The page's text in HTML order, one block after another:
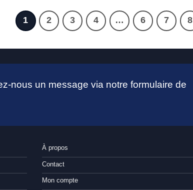
1 2 3 4 … 6 7 8
nous un message via notre formulaire de
À propos
Contact
Mon compte